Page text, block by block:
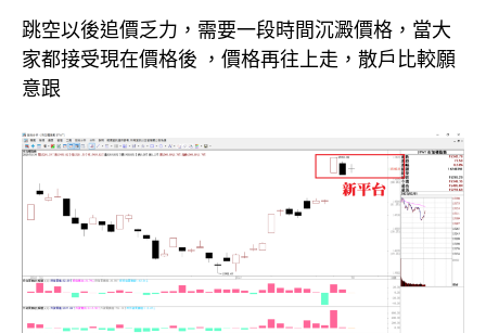
跳空以後追價乏力，需要一段時間沉澱價格，當大
家都接受現在價格後 ，價格再往上走，散戶比較願
意跟